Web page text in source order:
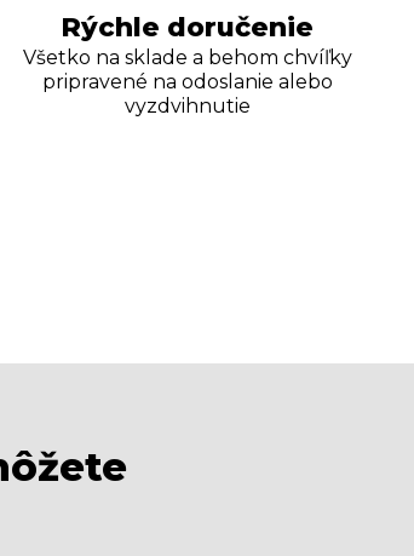
Rýchle doručenie
Všetko na sklade a behom chvíľky
pripravené na odoslanie alebo
vyzdvihnutie